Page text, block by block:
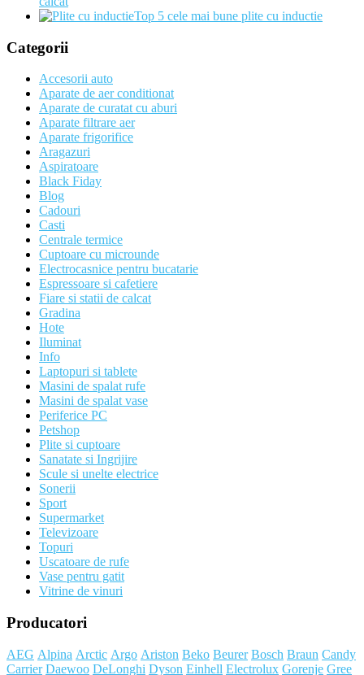
Top 5 cele mai bune plite cu inductie
Categorii
Accesorii auto
Aparate de aer conditionat
Aparate de curatat cu aburi
Aparate filtrare aer
Aparate frigorifice
Aragazuri
Aspiratoare
Black Fiday
Blog
Cadouri
Casti
Centrale termice
Cuptoare cu microunde
Electrocasnice pentru bucatarie
Espressoare si cafetiere
Fiare si statii de calcat
Gradina
Hote
Iluminat
Info
Laptopuri si tablete
Masini de spalat rufe
Masini de spalat vase
Periferice PC
Petshop
Plite si cuptoare
Sanatate si Ingrijire
Scule si unelte electrice
Sonerii
Sport
Supermarket
Televizoare
Topuri
Uscatoare de rufe
Vase pentru gatit
Vitrine de vinuri
Producatori
AEG Alpina Arctic Argo Ariston Beko Beurer Bosch Braun Candy
Carrier Daewoo DeLonghi Dyson Einhell Electrolux Gorenje Gree